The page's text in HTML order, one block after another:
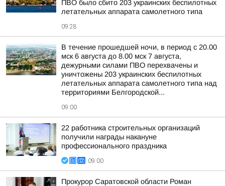
ПВО было сбито 203 украинских беспилотных
летательных аппарата самолетного типа
09:28
В течение прошедшей ночи, в период с 20.00
мск 6 августа до 8.00 мск 7 августа,
дежурными силами ПВО перехвачены и
уничтожены 203 украинских беспилотных
летательных аппарата самолетного типа над
территориями Белгородской...
09:00
22 работника строительных организаций
получили награды накануне
профессионального праздника
09:00
Прокурор Саратовской области Роман